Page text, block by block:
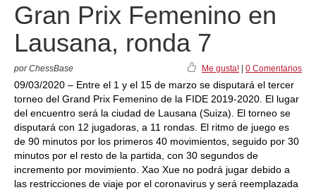
Gran Prix Femenino en
Lausana, ronda 7
por ChessBase Me gusta! 0 Comentarios
09/03/2020 – Entre el 1 y el 15 de marzo se disputará el tercer
torneo del Grand Prix Femenino de la FIDE 2019-2020. El lugar
del encuentro será la ciudad de Lausana (Suiza). El torneo se
disputará con 12 jugadoras, a 11 rondas. El ritmo de juego es
de 90 minutos por los primeros 40 movimientos, seguido por 30
minutos por el resto de la partida, con 30 segundos de
incremento por movimiento. Xao Xue no podrá jugar debido a
las restricciones de viaje por el coronavirus y será reemplazada